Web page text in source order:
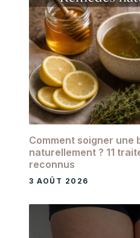
Comment soigner une
naturellement ? 11
reconnus
3 AOÛT 2026